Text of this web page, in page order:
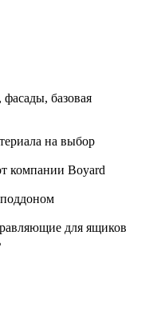
базовая
на выбор
компании Boyard
для ящиков